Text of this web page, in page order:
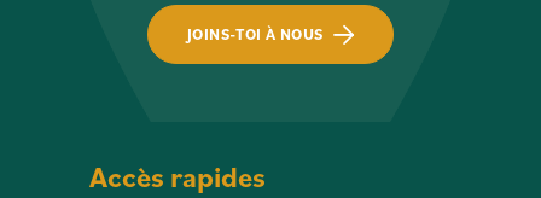
JOINS-TOI À NOUS
Accès rapides